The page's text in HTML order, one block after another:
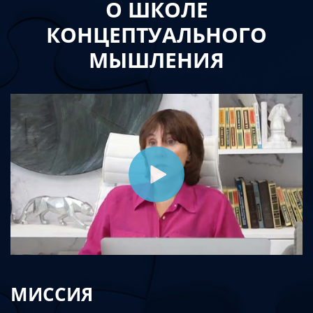
О ШКОЛЕ
КОНЦЕПТУАЛЬНОГО
МЫШЛЕНИЯ
МИССИЯ